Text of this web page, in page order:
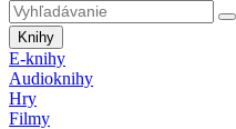
Knihy
E-knihy
Audioknihy
Hry
Filmy